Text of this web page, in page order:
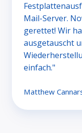
Mail-Server.
gerettet! Wir
ausgetauscht
einfach."
Matthew